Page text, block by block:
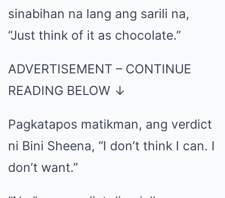
sinabihan na lang ang sarili na,
“Just think of it as chocolate.”
ADVERTISEMENT – CONTINUE
READING BELOW ↓
Pagkatapos matikman, ang verdict
ni Bini Sheena, “I don’t think I can. I
don’t want.”